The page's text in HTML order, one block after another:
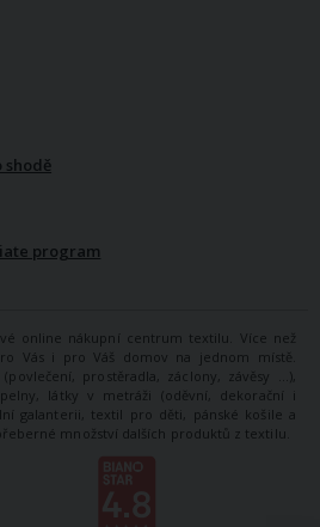
shodě
program
online nákupní centrum textilu. Více než
Vás i pro Váš domov na jednom místě.
prostěradla, záclony, závěsy ...),
látky v metráži (oděvní, dekorační i
galanterii, textil pro děti, pánské košile a
množství dalších produktů z textilu.